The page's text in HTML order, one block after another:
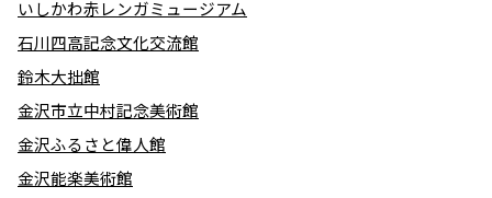
いしかわ赤レンガミュージアム
石川四高記念文化交流館
鈴木大拙館
金沢市立中村記念美術館
金沢ふるさと偉人館
金沢能楽美術館